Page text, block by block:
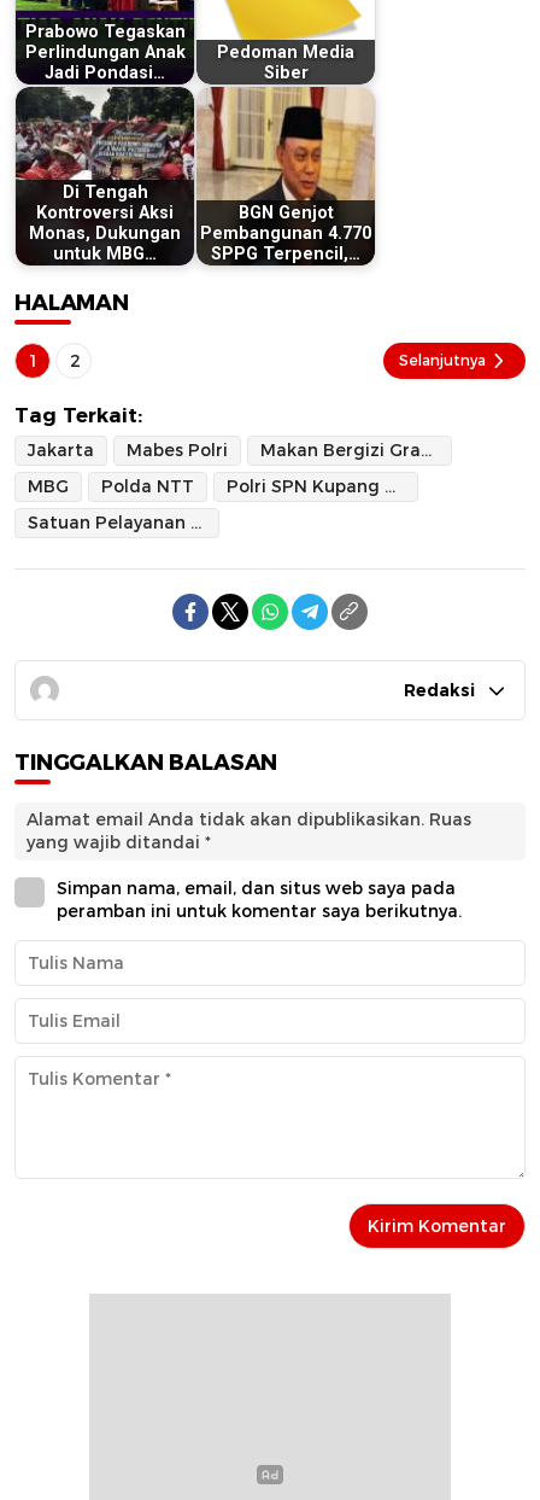
Prabowo Tegaskan
Perlindungan Anak
Jadi Pondasi…
Pedoman Media
Siber
Di Tengah
Kontroversi Aksi
Monas, Dukungan
untuk MBG…
BGN Genjot
Pembangunan 4.770
SPPG Terpencil,…
HALAMAN
1 2 Selanjutnya
Tag Terkait:
Jakarta Mabes Polri
Makan Bergizi Gratis
MBG
Polda NTT
Polri SPN Kupang Polda NTT
Satuan Pelayanan Pemenuhan Gizi
Redaksi
TINGGALKAN BALASAN
Alamat email Anda tidak akan dipublikasikan. Ruas
yang wajib ditandai *
Simpan nama, email, dan situs web saya pada
peramban ini untuk komentar saya berikutnya.